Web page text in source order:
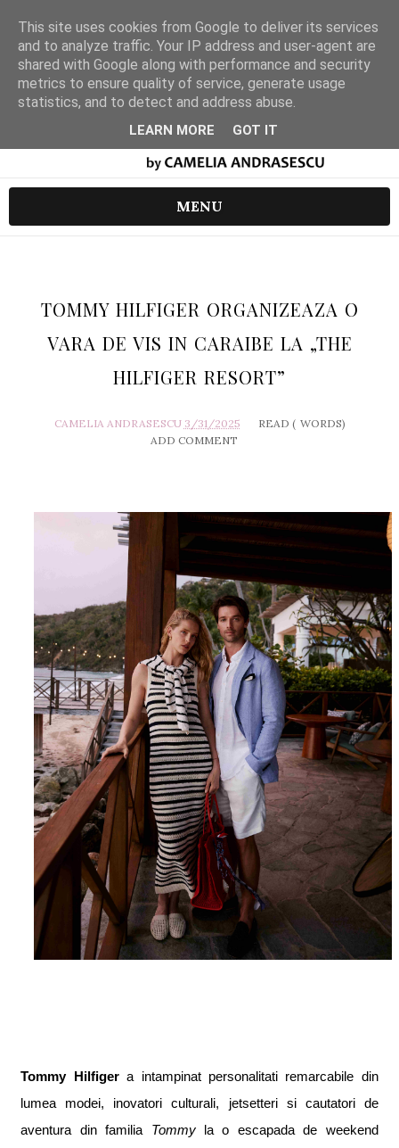
MENU
TOMMY HILFIGER ORGANIZEAZA O
VARA DE VIS IN CARAIBE LA „THE
HILFIGER RESORT”
CAMELIA ANDRASESCU 3/31/2025 READ ( WORDS)
ADD COMMENT
Tommy Hilfigera intampinat personalitati remarcabile din
lumea modei, inovatori culturali, jetsetteri si cautatori de
aventura din familia Tommyla o escapadade weekend
This site uses cookies from Google to deliver its services
and to analyze traffic. Your IP address and user-agent are
shared with Google along with performance and security
metrics to ensure quality of service, generate usage
statistics, and to detect and address abuse.
LEARN MORE GOT IT